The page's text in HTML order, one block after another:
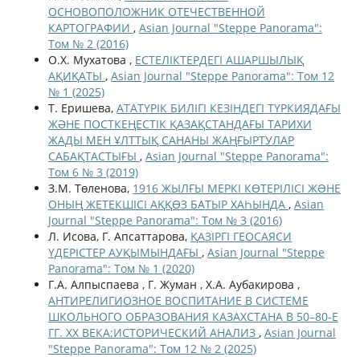
ОСНОВОПОЛОЖНИК ОТЕЧЕСТВЕННОЙ
КАРТОГРАФИИ , Asian Journal "Steppe Panorama":
Том № 2 (2016)
О.Х. Мухатова , ЕСТЕЛІКТЕРДЕГІ АШАРШЫЛЫҚ
АҚИҚАТЫ , Asian Journal "Steppe Panorama": Том 12
№ 1 (2025)
Т. Еришева, АТАТҮРІК БИЛІГІ КЕЗІНДЕГІ ТҮРКИЯДАҒЫ
ЖӘНЕ ПОСТКЕҢЕСТІК ҚАЗАҚСТАНДАҒЫ ТАРИХИ
ЖАДЫ МЕН ҰЛТТЫҚ САНАНЫ ЖАҢҒЫРТУЛАР
САБАҚТАСТЫҒЫ , Asian Journal "Steppe Panorama":
Том 6 № 3 (2019)
З.М. Төленова, 1916 ЖЫЛҒЫ МЕРКІ КӨТЕРІЛІСІ ЖƏНЕ
ОНЫҢ ЖЕТЕКШІСІ АҚҚӨЗ БАТЫР ХАҺЫНДА , Asian
Journal "Steppe Panorama": Том № 3 (2016)
Л. Исова, Г. Апсаттарова, ҚАЗІРГІ ГЕОСАЯСИ
ҮДЕРІСТЕР АУҚЫМЫНДАҒЫ , Asian Journal "Steppe
Panorama": Том № 1 (2020)
Г.А. Алпыспаева , Г. Жуман , Х.А. Аубакирова ,
АНТИРЕЛИГИОЗНОЕ ВОСПИТАНИЕ В СИСТЕМЕ
ШКОЛЬНОГО ОБРАЗОВАНИЯ КАЗАХСТАНА В 50–80-Е
ГГ. ХХ ВЕКА:ИСТОРИЧЕСКИЙ АНАЛИЗ , Asian Journal
"Steppe Panorama": Том 12 № 2 (2025)